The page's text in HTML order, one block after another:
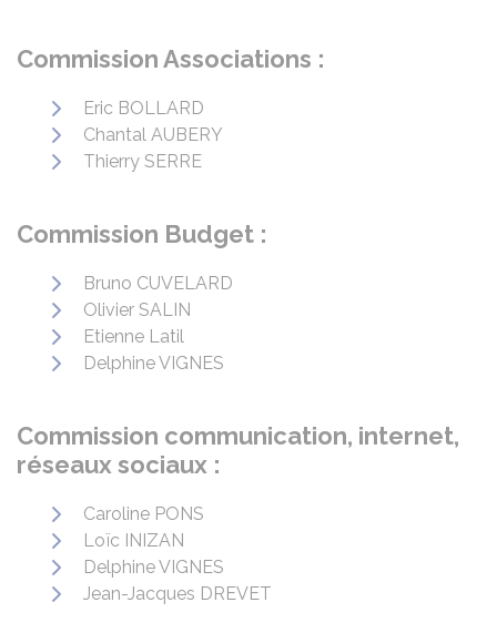
Commission Associations :
Eric BOLLARD
Chantal AUBERY
Thierry SERRE
Commission Budget :
Bruno CUVELARD
Olivier SALIN
Etienne Latil
Delphine VIGNES
Commission communication, internet,
réseaux sociaux :
Caroline PONS
Loïc INIZAN
Delphine VIGNES
Jean-Jacques DREVET